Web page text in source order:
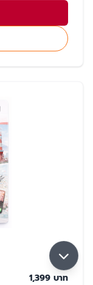
สั่งซื้อ
กค้าจะย้ายพื้นที่ที่มี
1,399 บาท